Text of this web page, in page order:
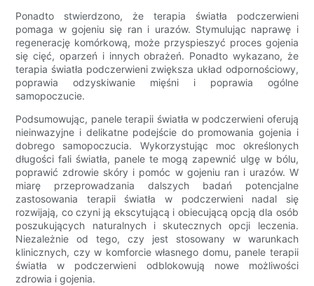
Ponadto stwierdzono, że terapia światła podczerwieni
pomaga w gojeniu się ran i urazów. Stymulując naprawę i
regenerację komórkową, może przyspieszyć proces gojenia
się cięć, oparzeń i innych obrażeń. Ponadto wykazano, że
terapia światła podczerwieni zwiększa układ odpornościowy,
poprawia odzyskiwanie mięśni i poprawia ogólne
samopoczucie.
Podsumowując, panele terapii światła w podczerwieni oferują
nieinwazyjne i delikatne podejście do promowania gojenia i
dobrego samopoczucia. Wykorzystując moc określonych
długości fali światła, panele te mogą zapewnić ulgę w bólu,
poprawić zdrowie skóry i pomóc w gojeniu ran i urazów. W
miarę przeprowadzania dalszych badań potencjalne
zastosowania terapii światła w podczerwieni nadal się
rozwijają, co czyni ją ekscytującą i obiecującą opcją dla osób
poszukujących naturalnych i skutecznych opcji leczenia.
Niezależnie od tego, czy jest stosowany w warunkach
klinicznych, czy w komforcie własnego domu, panele terapii
światła w podczerwieni odblokowują nowe możliwości
zdrowia i gojenia.